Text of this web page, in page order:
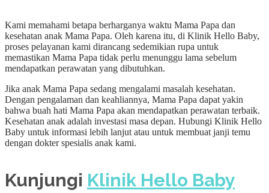
Kami memahami betapa berharganya waktu Mama Papa dan
kesehatan anak Mama Papa. Oleh karena itu, di Klinik Hello Baby,
proses pelayanan kami dirancang sedemikian rupa untuk
memastikan Mama Papa tidak perlu menunggu lama sebelum
mendapatkan perawatan yang dibutuhkan.
Jika anak Mama Papa sedang mengalami masalah kesehatan.
Dengan pengalaman dan keahliannya, Mama Papa dapat yakin
bahwa buah hati Mama Papa akan mendapatkan perawatan terbaik.
Kesehatan anak adalah investasi masa depan. Hubungi Klinik Hello
Baby untuk informasi lebih lanjut atau untuk membuat janji temu
dengan dokter spesialis anak kami.
Kunjungi Klinik Hello Baby